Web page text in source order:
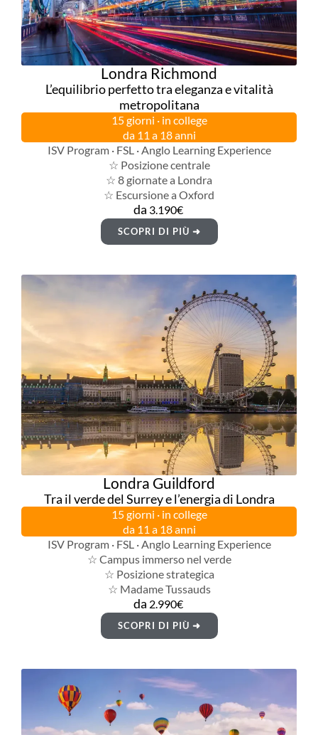
Londra Richmond
L’equilibrio perfetto tra eleganza e vitalità
metropolitana
15 giorni · in college
da 11 a 18 anni
ISV Program · FSL · Anglo Learning Experience
☆ Posizione centrale
☆ 8 giornate a Londra
☆ Escursione a Oxford
da 3.190€
SCOPRI DI PIÙ ➜
Londra Guildford
Tra il verde del Surrey e l’energia di Londra
15 giorni · in college
da 11 a 18 anni
ISV Program · FSL · Anglo Learning Experience
☆ Campus immerso nel verde
☆ Posizione strategica
☆ Madame Tussauds
da 2.990€
SCOPRI DI PIÙ ➜